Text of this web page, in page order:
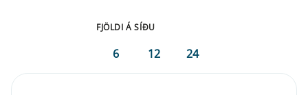
FJÖLDI Á SÍÐU
6 12 24